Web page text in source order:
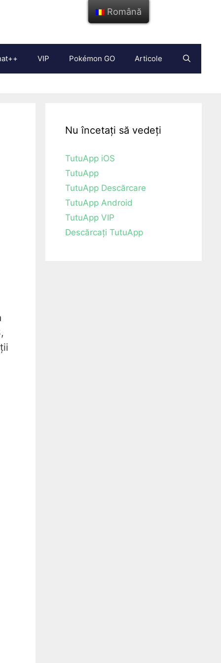
VIP Pokémon GO Articole
Nu încetați să vedeți
TutuApp iOS
TutuApp
TutuApp Descărcare
TutuApp Android
TutuApp VIP
Descărcați TutuApp
Română